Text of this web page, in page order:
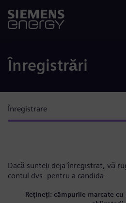
Înregistrări
Înregistrare
Dacă sunteți deja înregistrat, vă
contul dvs. pentru a candida.
Rețineți: câmpurile marcate